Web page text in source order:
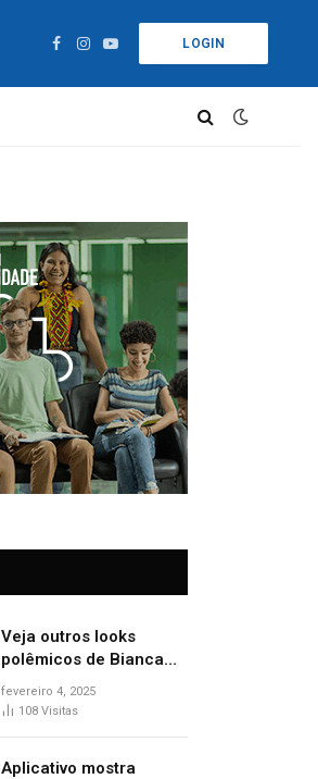
Facebook
Instagram
YouTube
LOGIN
Veja outros looks
polêmicos de Bianca
Censori, esposa de
Kanye West que
fevereiro 4, 2025
108 Visitas
Aplicativo mostra